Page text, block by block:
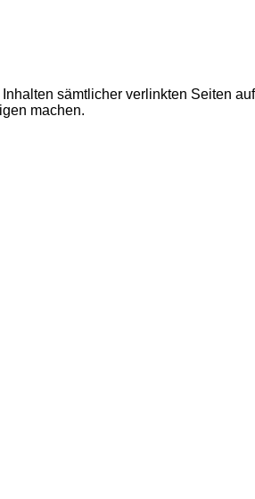
sämtlicher verlinkten Seiten
machen.